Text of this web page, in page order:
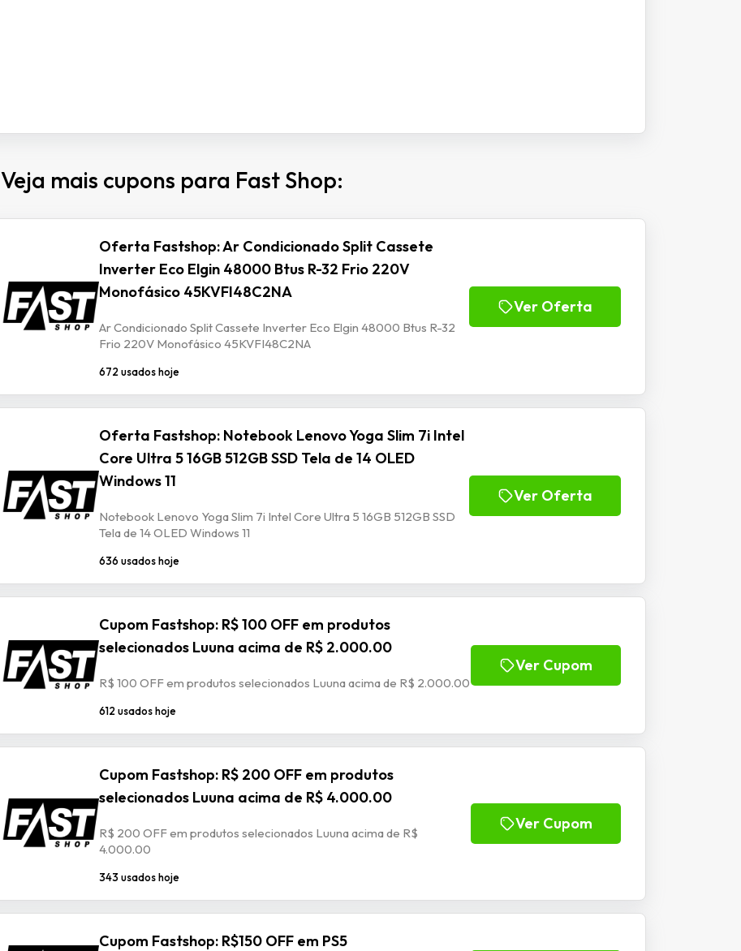
Veja mais cupons para Fast Shop:
Oferta Fastshop: Ar Condicionado Split Cassete
Inverter Eco Elgin 48000 Btus R-32 Frio 220V
Monofásico 45KVFI48C2NA
Ar Condicionado Split Cassete Inverter Eco Elgin 48000 Btus R-32
Frio 220V Monofásico 45KVFI48C2NA
672 usados hoje
Ver Oferta
Oferta Fastshop: Notebook Lenovo Yoga Slim 7i Intel
Core Ultra 5 16GB 512GB SSD Tela de 14 OLED
Windows 11
Notebook Lenovo Yoga Slim 7i Intel Core Ultra 5 16GB 512GB SSD
Tela de 14 OLED Windows 11
636 usados hoje
Ver Oferta
Cupom Fastshop: R$ 100 OFF em produtos
selecionados Luuna acima de R$ 2.000.00
R$ 100 OFF em produtos selecionados Luuna acima de R$ 2.000.00
612 usados hoje
Ver Cupom
Cupom Fastshop: R$ 200 OFF em produtos
selecionados Luuna acima de R$ 4.000.00
R$ 200 OFF em produtos selecionados Luuna acima de R$
4.000.00
343 usados hoje
Ver Cupom
Cupom Fastshop: R$150 OFF em PS5